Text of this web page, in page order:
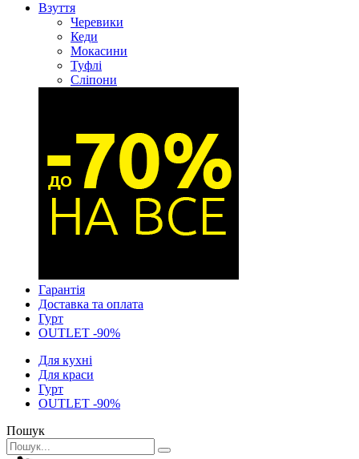
Взуття
Черевики
Кеди
Мокасини
Туфлі
Сліпони
Гарантія
Доставка та оплата
Гурт
OUTLET -90%
Для кухні
Для краси
Гурт
OUTLET -90%
Пошук